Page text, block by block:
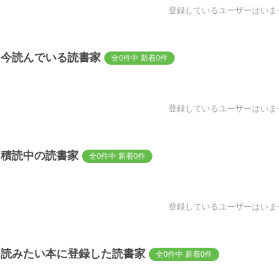
登録しているユーザーはいま
今読んでいる読書家 全0件中 新着0件
登録しているユーザーはいま
積読中の読書家 全0件中 新着0件
登録しているユーザーはいま
読みたい本に登録した読書家 全0件中 新着0件